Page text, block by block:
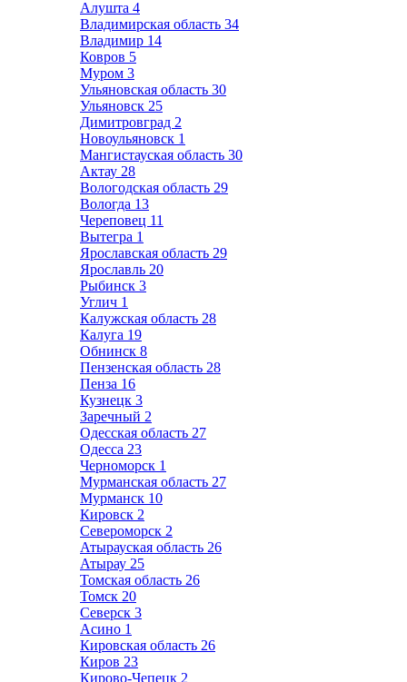
Алушта 4
Владимирская область 34
Владимир 14
Ковров 5
Муром 3
Ульяновская область 30
Ульяновск 25
Димитровград 2
Новоульяновск 1
Мангистауская область 30
Актау 28
Вологодская область 29
Вологда 13
Череповец 11
Вытегра 1
Ярославская область 29
Ярославль 20
Рыбинск 3
Углич 1
Калужская область 28
Калуга 19
Обнинск 8
Пензенская область 28
Пенза 16
Кузнецк 3
Заречный 2
Одесская область 27
Одесса 23
Черноморск 1
Мурманская область 27
Мурманск 10
Кировск 2
Североморск 2
Атырауская область 26
Атырау 25
Томская область 26
Томск 20
Северск 3
Асино 1
Кировская область 26
Киров 23
Кирово-Чепецк 2